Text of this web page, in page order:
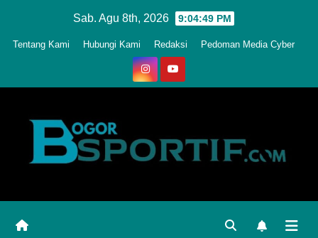
Sab. Agu 8th, 2026 9:04:52 PM
Tentang Kami Hubungi Kami Redaksi Pedoman Media Cyber